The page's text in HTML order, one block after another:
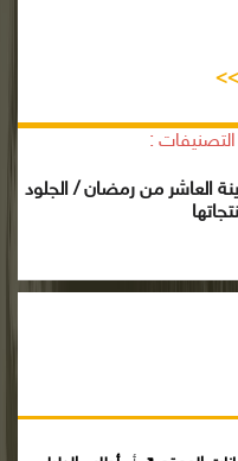
>>
التصنيفات :
العاشر من رمضان / الجلود